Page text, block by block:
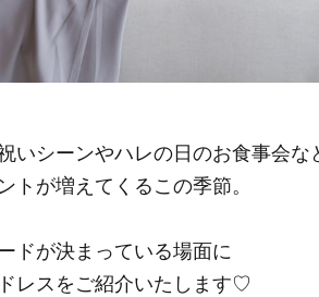
いシーンやハレの日のお食事会な
トが増えてくるこの季節。
ドが決まっている場面に
レスをご紹介いたします♡